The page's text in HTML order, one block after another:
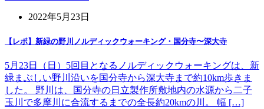
2022年5月23日
【レポ】新緑の野川ノルディックウォーキング・国分寺〜深大寺
5月23日（日）5回目となるノルディックウォーキングは、新
緑まぶしい野川沿いを国分寺から深大寺まで約10km歩きま
した。 野川は、国分寺の日立製作所敷地内の水源から二子
玉川で多摩川に合流するまでの全長約20kmの川。 幅 […]